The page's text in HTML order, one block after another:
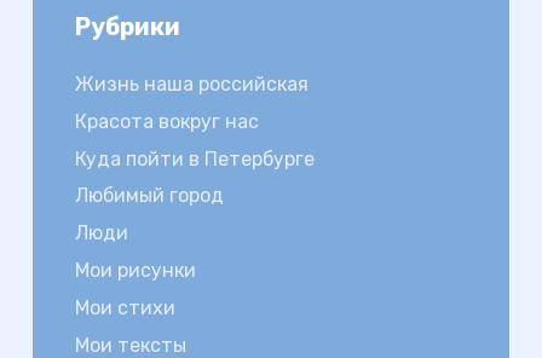
Рубрики
Жизнь наша российская
Красота вокруг нас
Куда пойти в Петербурге
Любимый город
Люди
Мои рисунки
Мои стихи
Мои тексты